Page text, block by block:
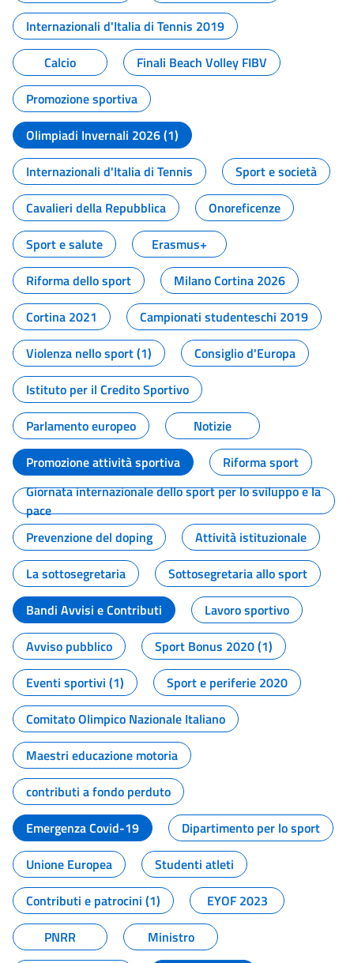
Internazionali d'Italia di Tennis 2019
Calcio
Finali Beach Volley FIBV
Promozione sportiva
Olimpiadi Invernali 2026 (1)
Internazionali d'Italia di Tennis
Sport e società
Cavalieri della Repubblica
Onoreficenze
Sport e salute
Erasmus+
Riforma dello sport
Milano Cortina 2026
Cortina 2021
Campionati studenteschi 2019
Violenza nello sport (1)
Consiglio d'Europa
Istituto per il Credito Sportivo
Parlamento europeo
Notizie
Promozione attività sportiva
Riforma sport
Giornata internazionale dello sport per lo sviluppo e la
pace
Prevenzione del doping
Attività istituzionale
La sottosegretaria
Sottosegretaria allo sport
Bandi Avvisi e Contributi
Lavoro sportivo
Avviso pubblico
Sport Bonus 2020 (1)
Eventi sportivi (1)
Sport e periferie 2020
Comitato Olimpico Nazionale Italiano
Maestri educazione motoria
contributi a fondo perduto
Emergenza Covid-19
Dipartimento per lo sport
Unione Europea
Studenti atleti
Contributi e patrocini (1)
EYOF 2023
PNRR
Ministro